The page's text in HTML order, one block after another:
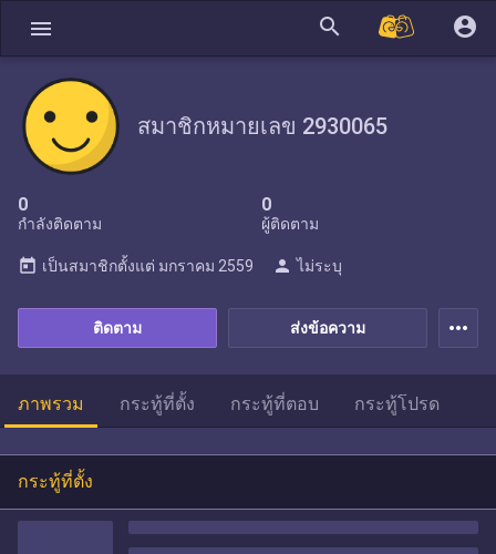
menu search account_circle
สมาชิกหมายเลข 2930065
0
กำลังติดตาม
0
ผู้ติดตาม
ส่งข้อความ
ติดตาม
today เป็นสมาชิกตั้งแต่ มกราคม 2559 person ไม่ระบุ
more_horiz
ภาพรวม กระทู้ที่ตั้ง กระทู้ที่ตอบ กระทู้โปรด
กระทู้ที่ตั้ง